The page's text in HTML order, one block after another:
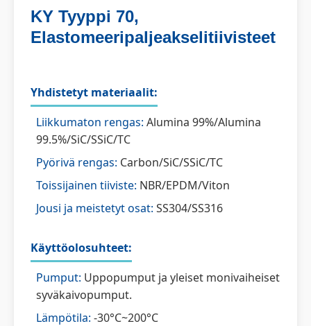
KY Tyyppi 70,
Elastomeeripaljeakselitiivisteet
Yhdistetyt materiaalit:
Liikkumaton rengas: Alumina 99%/Alumina
99.5%/SiC/SSiC/TC
Pyörivä rengas: Carbon/SiC/SSiC/TC
Toissijainen tiiviste: NBR/EPDM/Viton
Jousi ja meistetyt osat: SS304/SS316
Käyttöolosuhteet:
Pumput: Uppopumput ja yleiset monivaiheiset
syväkaivopumput.
Lämpötila: -30°C~200°C